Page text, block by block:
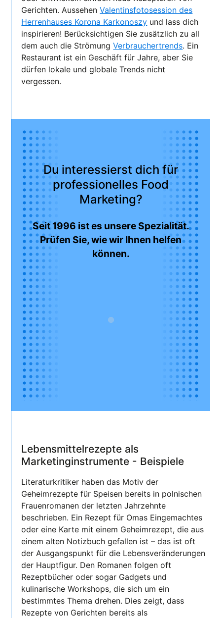
Gerichten. AussehenValentinsfotosession des
Herrenhauses Korona Karkonoszy und lass dich
inspirieren! Berücksichtigen Sie zusätzlich zu all
dem auch die StrömungVerbrauchertrends. Ein
Restaurant ist ein Geschäft für Jahre, aber Sie
dürfen lokale und globale Trends nicht
vergessen.
Du interessierst dich für
professionelles Food
Marketing?
Seit 1996 ist es unsere Spezialität.
Prüfen Sie, wie wir Ihnen helfen
können.
Lebensmittelrezepte als
Marketinginstrumente - Beispiele
Literaturkritiker haben das Motiv der
Geheimrezepte für Speisen bereits in polnischen
Frauenromanen der letzten Jahrzehnte
beschrieben. Ein Rezept für Omas Eingemachtes
oder eine Karte mit einem Geheimrezept, die aus
einem alten Notizbuch gefallen ist – das ist oft
der Ausgangspunkt für die Lebensveränderungen
der Hauptfigur. Den Romanen folgen oft
Rezeptbücher oder sogar Gadgets und
kulinarische Workshops, die sich um ein
bestimmtes Thema drehen. Dies zeigt, dass
Rezepte von Gerichten bereits als